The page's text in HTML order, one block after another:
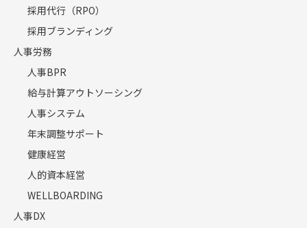
採用代行（RPO）
採用ブランディング
人事労務
人事BPR
給与計算アウトソーシング
人事システム
年末調整サポート
健康経営
人的資本経営
WELLBOARDING
人事DX